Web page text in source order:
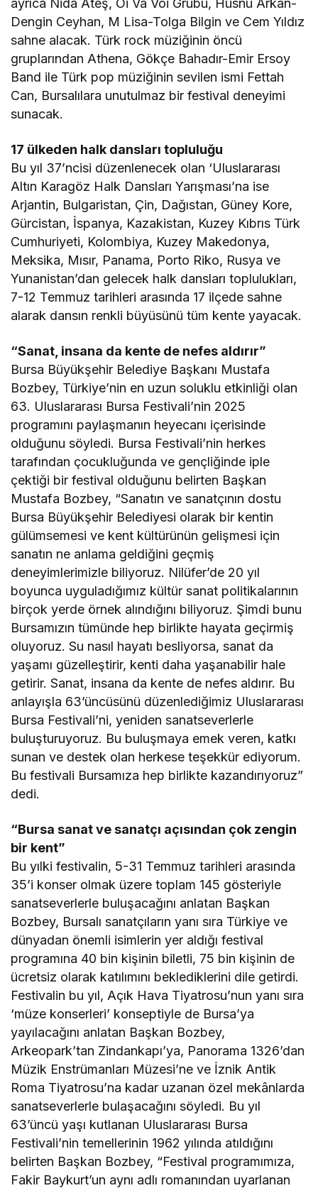
ayrıca Nida Ateş, Oi Va Voi Grubu, Hüsnü Arkan-
Dengin Ceyhan, M Lisa-Tolga Bilgin ve Cem Yıldız
sahne alacak. Türk rock müziğinin öncü
gruplarından Athena, Gökçe Bahadır-Emir Ersoy
Band ile Türk pop müziğinin sevilen ismi Fettah
Can, Bursalılara unutulmaz bir festival deneyimi
sunacak.
17 ülkeden halk dansları topluluğu
Bu yıl 37’ncisi düzenlenecek olan ‘Uluslararası
Altın Karagöz Halk Dansları Yarışması’na ise
Arjantin, Bulgaristan, Çin, Dağıstan, Güney Kore,
Gürcistan, İspanya, Kazakistan, Kuzey Kıbrıs Türk
Cumhuriyeti, Kolombiya, Kuzey Makedonya,
Meksika, Mısır, Panama, Porto Riko, Rusya ve
Yunanistan’dan gelecek halk dansları toplulukları,
7-12 Temmuz tarihleri arasında 17 ilçede sahne
alarak dansın renkli büyüsünü tüm kente yayacak.
“Sanat, insana da kente de nefes aldırır”
Bursa Büyükşehir Belediye Başkanı Mustafa
Bozbey, Türkiye’nin en uzun soluklu etkinliği olan
63. Uluslararası Bursa Festivali’nin 2025
programını paylaşmanın heyecanı içerisinde
olduğunu söyledi. Bursa Festivali’nin herkes
tarafından çocukluğunda ve gençliğinde iple
çektiği bir festival olduğunu belirten Başkan
Mustafa Bozbey, “Sanatın ve sanatçının dostu
Bursa Büyükşehir Belediyesi olarak bir kentin
gülümsemesi ve kent kültürünün gelişmesi için
sanatın ne anlama geldiğini geçmiş
deneyimlerimizle biliyoruz. Nilüfer’de 20 yıl
boyunca uyguladığımız kültür sanat politikalarının
birçok yerde örnek alındığını biliyoruz. Şimdi bunu
Bursamızın tümünde hep birlikte hayata geçirmiş
oluyoruz. Su nasıl hayatı besliyorsa, sanat da
yaşamı güzelleştirir, kenti daha yaşanabilir hale
getirir. Sanat, insana da kente de nefes aldırır. Bu
anlayışla 63’üncüsünü düzenlediğimiz Uluslararası
Bursa Festivali’ni, yeniden sanatseverlerle
buluşturuyoruz. Bu buluşmaya emek veren, katkı
sunan ve destek olan herkese teşekkür ediyorum.
Bu festivali Bursamıza hep birlikte kazandırıyoruz”
dedi.
“Bursa sanat ve sanatçı açısından çok zengin
bir kent”
Bu yılki festivalin, 5-31 Temmuz tarihleri arasında
35’i konser olmak üzere toplam 145 gösteriyle
sanatseverlerle buluşacağını anlatan Başkan
Bozbey, Bursalı sanatçıların yanı sıra Türkiye ve
dünyadan önemli isimlerin yer aldığı festival
programına 40 bin kişinin biletli, 75 bin kişinin de
ücretsiz olarak katılımını beklediklerini dile getirdi.
Festivalin bu yıl, Açık Hava Tiyatrosu’nun yanı sıra
‘müze konserleri’ konseptiyle de Bursa’ya
yayılacağını anlatan Başkan Bozbey,
Arkeopark’tan Zindankapı’ya, Panorama 1326’dan
Müzik Enstrümanları Müzesi’ne ve İznik Antik
Roma Tiyatrosu’na kadar uzanan özel mekânlarda
sanatseverlerle bulaşacağını söyledi. Bu yıl
63’üncü yaşı kutlanan Uluslararası Bursa
Festivali’nin temellerinin 1962 yılında atıldığını
belirten Başkan Bozbey, “Festival programımıza,
Fakir Baykurt’un aynı adlı romanından uyarlanan